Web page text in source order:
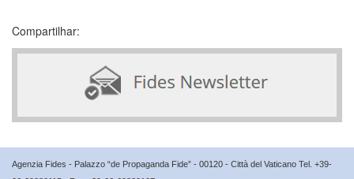
Compartilhar:
Agenzia Fides - Palazzo “de Propaganda Fide” - 00120 - Città del Vaticano Tel. +39-